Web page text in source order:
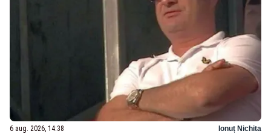
6 aug. 2026, 14:38 Ionuț Nichita